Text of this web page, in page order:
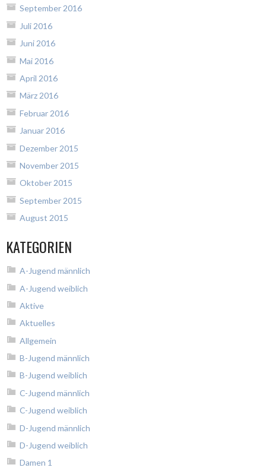
September 2016
Juli 2016
Juni 2016
Mai 2016
April 2016
März 2016
Februar 2016
Januar 2016
Dezember 2015
November 2015
Oktober 2015
September 2015
August 2015
KATEGORIEN
A-Jugend männlich
A-Jugend weiblich
Aktive
Aktuelles
Allgemein
B-Jugend männlich
B-Jugend weiblich
C-Jugend männlich
C-Jugend weiblich
D-Jugend männlich
D-Jugend weiblich
Damen 1